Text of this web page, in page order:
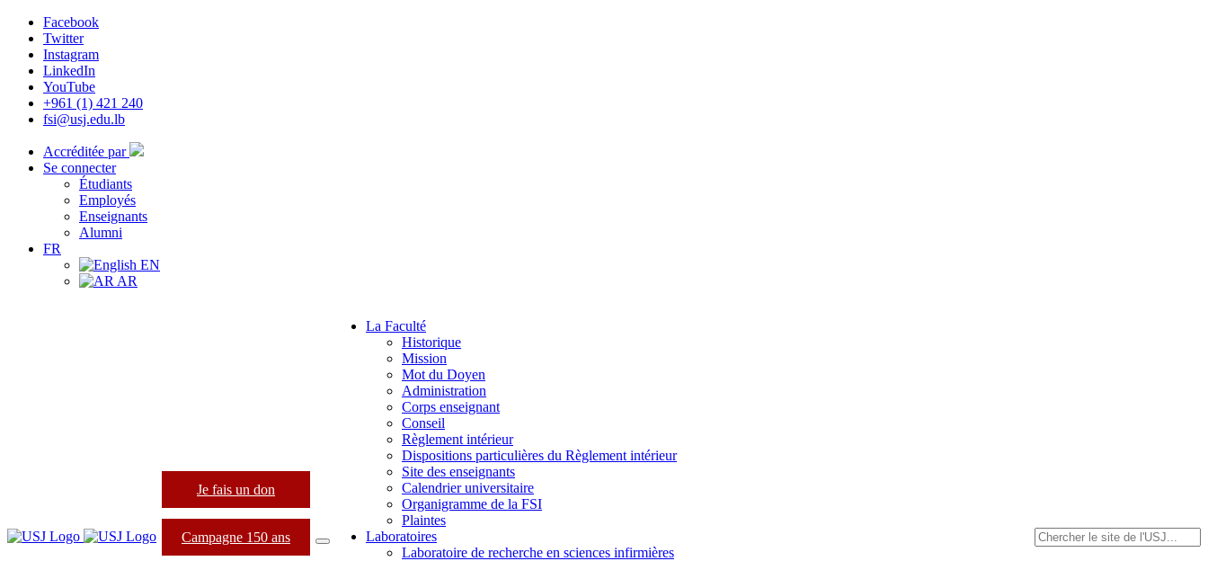
Facebook
Twitter
Instagram
LinkedIn
YouTube
+961 (1) 421 240
fsi@usj.edu.lb
Accréditée par
Se connecter
Étudiants
Employés
Enseignants
Alumni
FR
EN
AR
Je fais un don
Campagne 150 ans
La Faculté
Historique
Mission
Mot du Doyen
Administration
Corps enseignant
Conseil
Règlement intérieur
Dispositions particulières du Règlement intérieur
Site des enseignants
Calendrier universitaire
Organigramme de la FSI
Plaintes
Laboratoires
Laboratoire de recherche en sciences infirmières